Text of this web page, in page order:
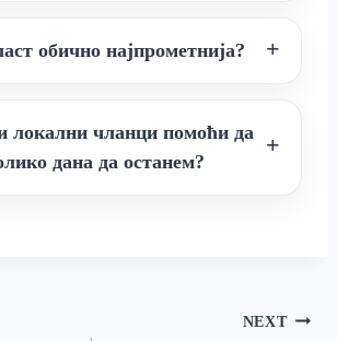
обично најпрометнија?
локални чланци помоћи да
дана да останем?
NEXT